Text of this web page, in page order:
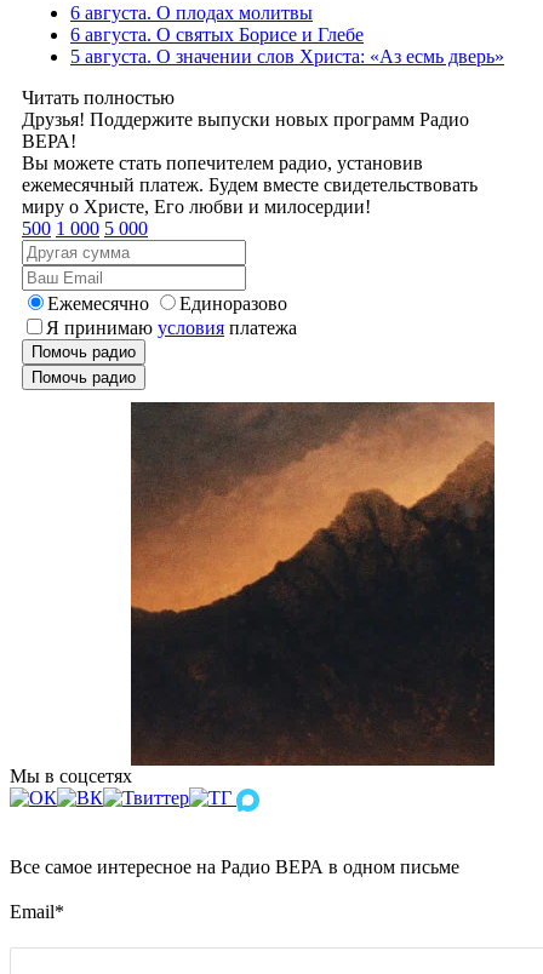
6 августа. О плодах молитвы
6 августа. О святых Борисе и Глебе
5 августа. О значении слов Христа: «Аз есмь дверь»
Читать полностью
Друзья! Поддержите выпуски новых программ Радио
ВЕРА!
Вы можете стать попечителем радио, установив
ежемесячный платеж. Будем вместе свидетельствовать
миру о Христе, Его любви и милосердии!
500 1 000 5 000
Ежемесячно
Единоразово
Я принимаю условия платежа
Помочь радио
Помочь радио
Мы в соцсетях
Все самое интересное на Радио ВЕРА в одном письме
Email*